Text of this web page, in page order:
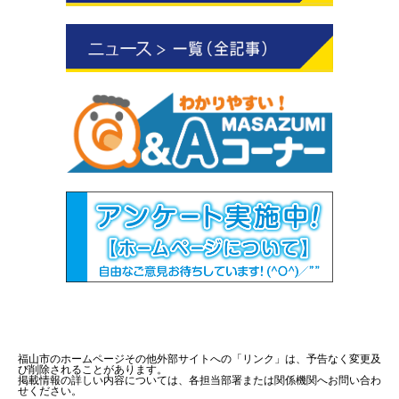
福山市のホームページその他外部サイトへの「リンク」は、予告なく変更及
び削除されることがあります。
掲載情報の詳しい内容については、各担当部署または関係機関へお問い合わ
せください。